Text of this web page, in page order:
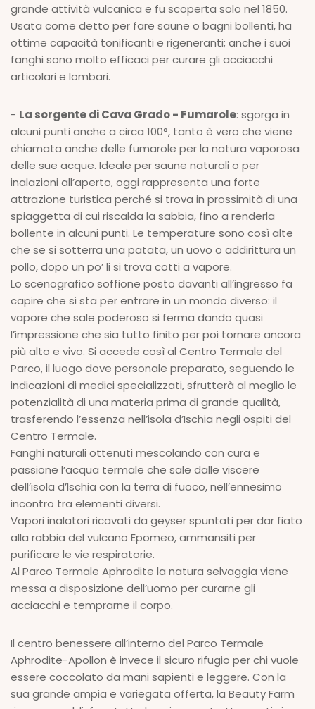
grande attività vulcanica e fu scoperta solo nel 1850.
Usata come detto per fare saune o bagni bollenti, ha
ottime capacità tonificanti e rigeneranti; anche i suoi
fanghi sono molto efficaci per curare gli acciacchi
articolari e lombari.
- La sorgente di Cava Grado - Fumarole: sgorga in
alcuni punti anche a circa 100°, tanto è vero che viene
chiamata anche delle fumarole per la natura vaporosa
delle sue acque. Ideale per saune naturali o per
inalazioni all’aperto, oggi rappresenta una forte
attrazione turistica perché si trova in prossimità di una
spiaggetta di cui riscalda la sabbia, fino a renderla
bollente in alcuni punti. Le temperature sono così alte
che se si sotterra una patata, un uovo o addirittura un
pollo, dopo un po’ li si trova cotti a vapore.
Lo scenografico soffione posto davanti all’ingresso fa
capire che si sta per entrare in un mondo diverso: il
vapore che sale poderoso si ferma dando quasi
l’impressione che sia tutto finito per poi tornare ancora
più alto e vivo. Si accede così al Centro Termale del
Parco, il luogo dove personale preparato, seguendo le
indicazioni di medici specializzati, sfrutterà al meglio le
potenzialità di una materia prima di grande qualità,
trasferendo l’essenza nell’isola d’Ischia negli ospiti del
Centro Termale.
Fanghi naturali ottenuti mescolando con cura e
passione l’acqua termale che sale dalle viscere
dell’isola d’Ischia con la terra di fuoco, nell’ennesimo
incontro tra elementi diversi.
Vapori inalatori ricavati da geyser spuntati per dar fiato
alla rabbia del vulcano Epomeo, ammansiti per
purificare le vie respiratorie.
Al Parco Termale Aphrodite la natura selvaggia viene
messa a disposizione dell’uomo per curarne gli
acciacchi e temprarne il corpo.
Il centro benessere all’interno del Parco Termale
Aphrodite-Apollon è invece il sicuro rifugio per chi vuole
essere coccolato da mani sapienti e leggere. Con la
sua grande ampia e variegata offerta, la Beauty Farm